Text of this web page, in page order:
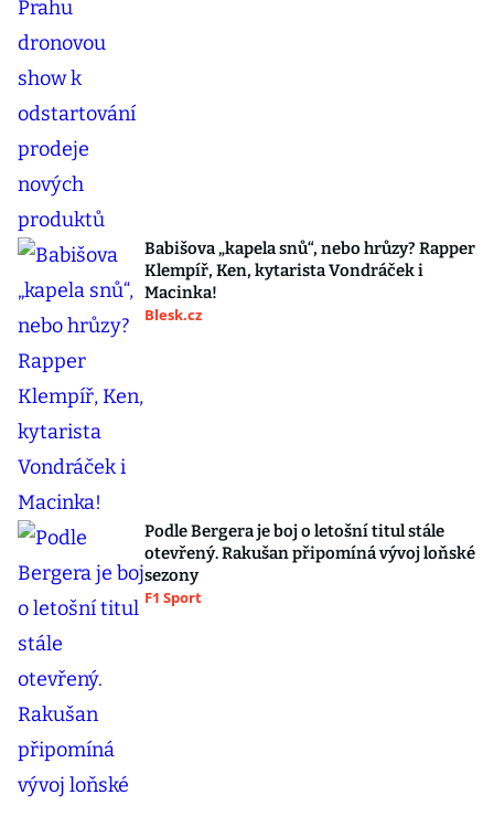
Babišova „kapela snů“, nebo hrůzy? Rapper
Klempíř, Ken, kytarista Vondráček i
Macinka!
Blesk.cz
Podle Bergera je boj o letošní titul stále
otevřený. Rakušan připomíná vývoj loňské
sezony
F1 Sport